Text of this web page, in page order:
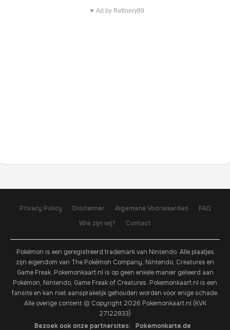
▼ Ad by Refinery89
Privacy Policy Disclaimer Algemene Voorwaarden
FAQ
Wie zijn wij?
Contact
Pokémon is een geregistreerd trademark van Nintendo. Alle plaatjes
zijn eigendom van The Pokémon Company, Nintendo, Creatures en
Game Freak. Pokemonkaart.nl is op geen enkele manier gelieerd aan
Pokémon, Nintendo, Game Freak of Creatures. Pokemonkaart.nl is een
fansite en kan niet aansprakelijk gehouden worden voor enige schade.
Alle overige content © Copyright 2026 Pokemonkaart.nl (KVK
27122833)
Bezoek ook onze partnersites:
Pokemonkarte.de